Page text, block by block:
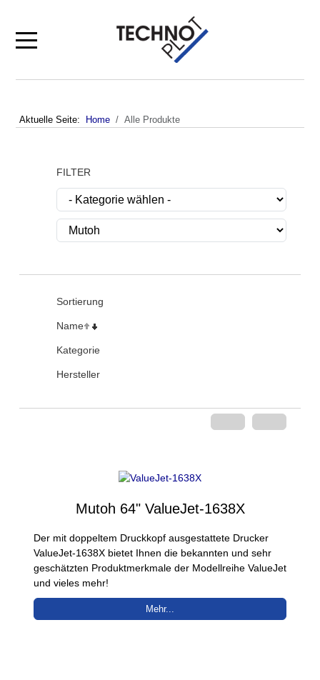
Mobile Menu Toggle
Aktuelle Seite: Home Alle Produkte
FILTER
Sortierung
Name
Kategorie
Hersteller
Mutoh 64" ValueJet-1638X
Der mit doppeltem Druckkopf ausgestattete Drucker
ValueJet-1638X bietet Ihnen die bekannten und sehr
geschätzten Produktmerkmale der Modellreihe ValueJet
und vieles mehr!
Mehr...